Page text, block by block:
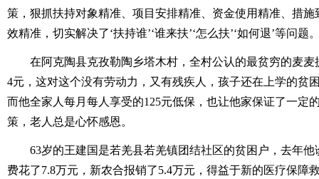
策，狠抓扶持对象精准、项目安排精准、资金使用精准、措
效精准，切实解决了‘扶持谁’‘谁来扶’‘怎么扶’‘如何退’等问题
在阿克陶县克孜勒陶乡塔木村，全村公认的最贫穷的麦麦
4元，这对这个没有劳动力，又有残疾人，孩子还在上学的贫
而他全家人每月每人享受的125元低保，也让他家保证了一定
策，老人总是心怀感恩。
63岁的王建国是若羌县若羌镇团结社区的贫困户，去年他
费花了7.8万元，新农合报销了5.4万元，得益于新的医疗保障